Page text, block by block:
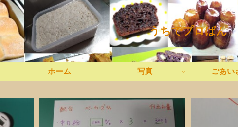
うちでプロぱん
ホーム 写真 ごあい